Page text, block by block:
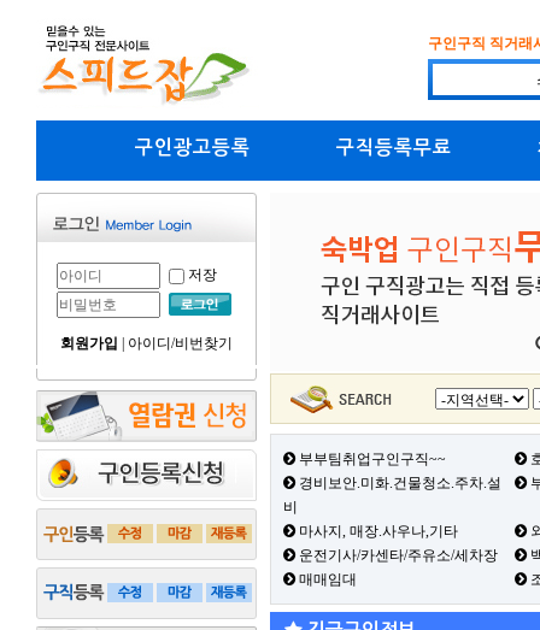
구인구직 직거래
구인광고등록 구직등록무료
저장
회원가입 아이디/비번찾기
부부팀취업구인구직~~
경비보안.미화.건물청소.주차.설
비
마사지, 매장.사우나,기타
운전기사/카센타/주유소/세차장
매매임대